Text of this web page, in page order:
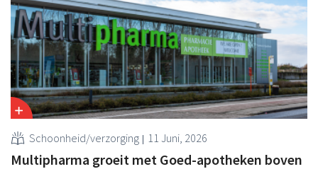
Schoonheid/verzorging 11 Juni, 2026
Multipharma groeit met Goed-apotheken boven